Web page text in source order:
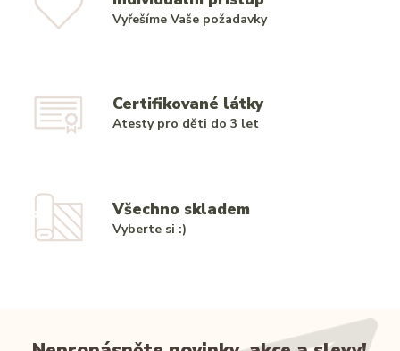
Vyřešíme Vaše požadavky
Certifikované látky
Atesty pro děti do 3 let
Všechno skladem
Vyberte si :)